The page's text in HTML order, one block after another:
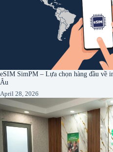
eSIM SimPM – Lựa chọn hàng đầu về
Âu
April 28, 2026